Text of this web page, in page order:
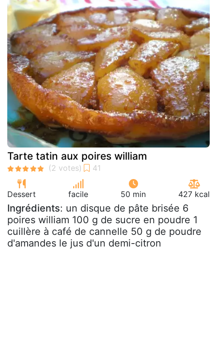
Tarte tatin aux poires william
Dessert facile 50 min 427 kcal
Ingrédients: un disque de pâte brisée 6
poires william 100 g de sucre en poudre 1
cuillère à café de cannelle 50 g de poudre
d'amandes le jus d'un demi-citron